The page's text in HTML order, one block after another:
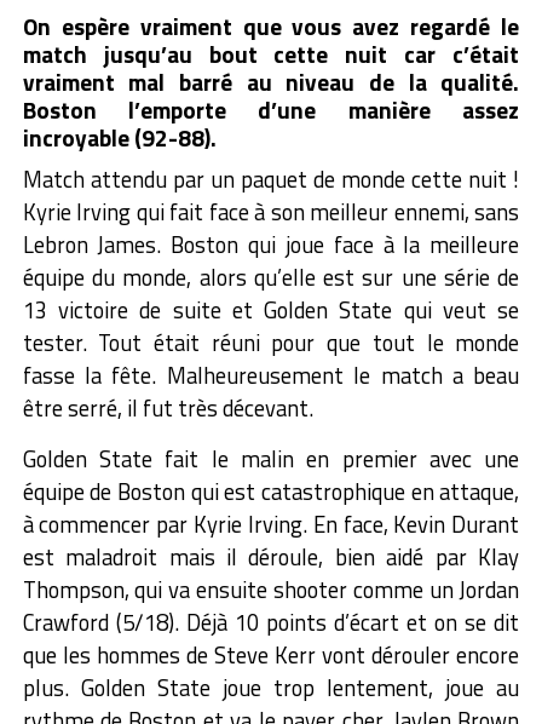
On espère vraiment que vous avez regardé le
match jusqu’au bout cette nuit car c’était
vraiment mal barré au niveau de la qualité.
Boston l’emporte d’une manière assez
incroyable (92-88).
Match attendu par un paquet de monde cette nuit !
Kyrie Irving qui fait face à son meilleur ennemi, sans
Lebron James. Boston qui joue face à la meilleure
équipe du monde, alors qu’elle est sur une série de
13 victoire de suite et Golden State qui veut se
tester. Tout était réuni pour que tout le monde
fasse la fête. Malheureusement le match a beau
être serré, il fut très décevant.
Golden State fait le malin en premier avec une
équipe de Boston qui est catastrophique en attaque,
à commencer par Kyrie Irving. En face, Kevin Durant
est maladroit mais il déroule, bien aidé par Klay
Thompson, qui va ensuite shooter comme un Jordan
Crawford (5/18). Déjà 10 points d’écart et on se dit
que les hommes de Steve Kerr vont dérouler encore
plus. Golden State joue trop lentement, joue au